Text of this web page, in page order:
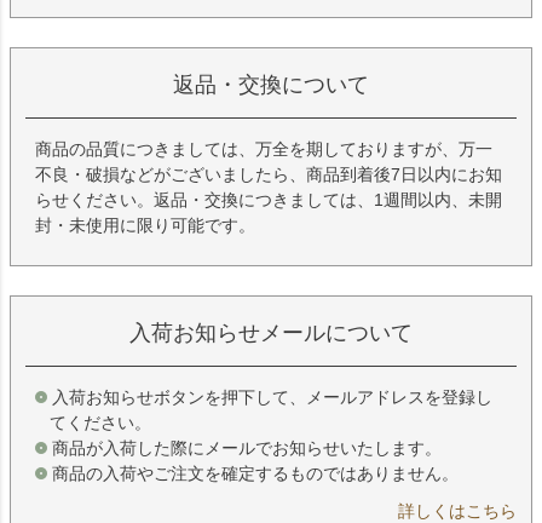
返品・交換について
商品の品質につきましては、万全を期しておりますが、万一
不良・破損などがございましたら、商品到着後7日以内にお知
らせください。返品・交換につきましては、1週間以内、未開
封・未使用に限り可能です。
入荷お知らせメールについて
入荷お知らせボタンを押下して、メールアドレスを登録し
てください。
商品が入荷した際にメールでお知らせいたします。
商品の入荷やご注文を確定するものではありません。
詳しくはこちら